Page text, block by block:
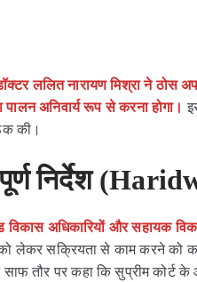
ललित नारायण मिश्रा ने ठोस
अनिवार्य रूप से करना होगा।
की।
निर्देश
अधिकारियों और सहायक
लेकर सक्रियता से काम करने को
तौर पर कहा कि सुप्रीम कोर्ट